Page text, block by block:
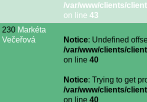
/var/www/clients/
on line 43
230 Markéta
Večeřová
Notice: Undefined
/var/www/clients/
on line 40
Notice: Trying to get
/var/www/clients/
on line 40